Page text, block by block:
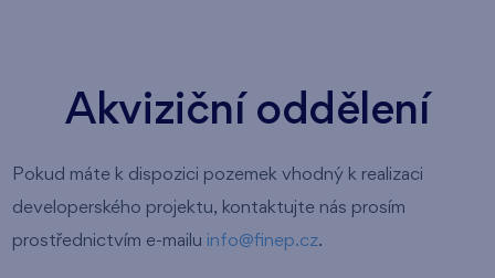
Akviziční oddělení
Pokud máte k dispozici pozemek vhodný k realizaci
developerského projektu, kontaktujte nás prosím
prostřednictvím e-mailu info@finep.cz.